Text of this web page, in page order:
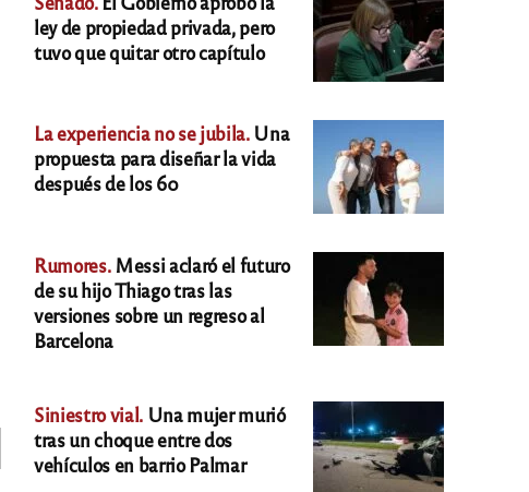
ley de propiedad privada, pero
tuvo que quitar otro capítulo
La experiencia no se jubila.Una
propuesta para diseñar la vida
después de los 60
Rumores.Messi aclaró el futuro
de su hijo Thiago tras las
versiones sobre un regreso al
Barcelona
Siniestro vial. Una mujer murió
tras un choque entre dos
vehículos en barrio Palmar